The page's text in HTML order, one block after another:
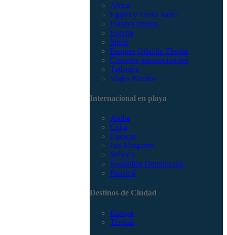
Africa
Egipto y Tierra Santa
Estados unidos
Europa
Japón
Parques Orlando Florida
Cruceros internacionales
Tailandia
Viajes Baratos
Internacional en playa
Aruba
Cuba
Curacao
Isla Margarita
México
República Dominicana
Panamá
Destinos de Ciudad
Europa
Turquía